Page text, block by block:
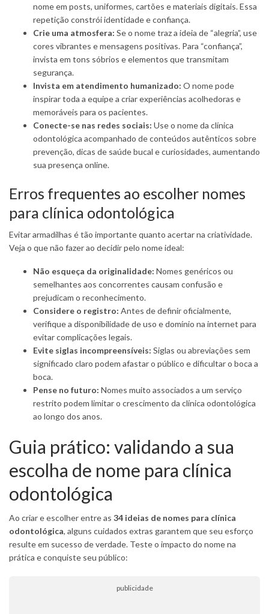
nome em posts, uniformes, cartões e materiais digitais. Essa
repetição constrói identidade e confiança.
Crie uma atmosfera: Se o nome traz a ideia de “alegria”, use
cores vibrantes e mensagens positivas. Para “confiança”,
invista em tons sóbrios e elementos que transmitam
segurança.
Invista em atendimento humanizado: O nome pode
inspirar toda a equipe a criar experiências acolhedoras e
memoráveis para os pacientes.
Conecte-se nas redes sociais: Use o nome da clínica
odontológica acompanhado de conteúdos autênticos sobre
prevenção, dicas de saúde bucal e curiosidades, aumentando
sua presença online.
Erros frequentes ao escolher nomes
para clínica odontológica
Evitar armadilhas é tão importante quanto acertar na criatividade.
Veja o que não fazer ao decidir pelo nome ideal:
Não esqueça da originalidade: Nomes genéricos ou
semelhantes aos concorrentes causam confusão e
prejudicam o reconhecimento.
Considere o registro: Antes de definir oficialmente,
verifique a disponibilidade de uso e domínio na internet para
evitar complicações legais.
Evite siglas incompreensíveis: Siglas ou abreviações sem
significado claro podem afastar o público e dificultar o boca a
boca.
Pense no futuro: Nomes muito associados a um serviço
restrito podem limitar o crescimento da clínica odontológica
ao longo dos anos.
Guia prático: validando a sua
escolha de nome para clínica
odontológica
Ao criar e escolher entre as 34 ideias de nomes para clínica
odontológica, alguns cuidados extras garantem que seu esforço
resulte em sucesso de verdade. Teste o impacto do nome na
prática e conquiste seu público:
publicidade